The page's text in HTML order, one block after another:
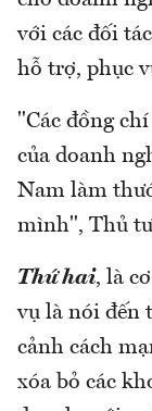
với các đối
hỗ trợ, phục
"Các đồng
của doanh
Nam làm
mình", Thủ
Thứ hai, là
vụ là nói đến
cảnh cách
xóa bỏ các